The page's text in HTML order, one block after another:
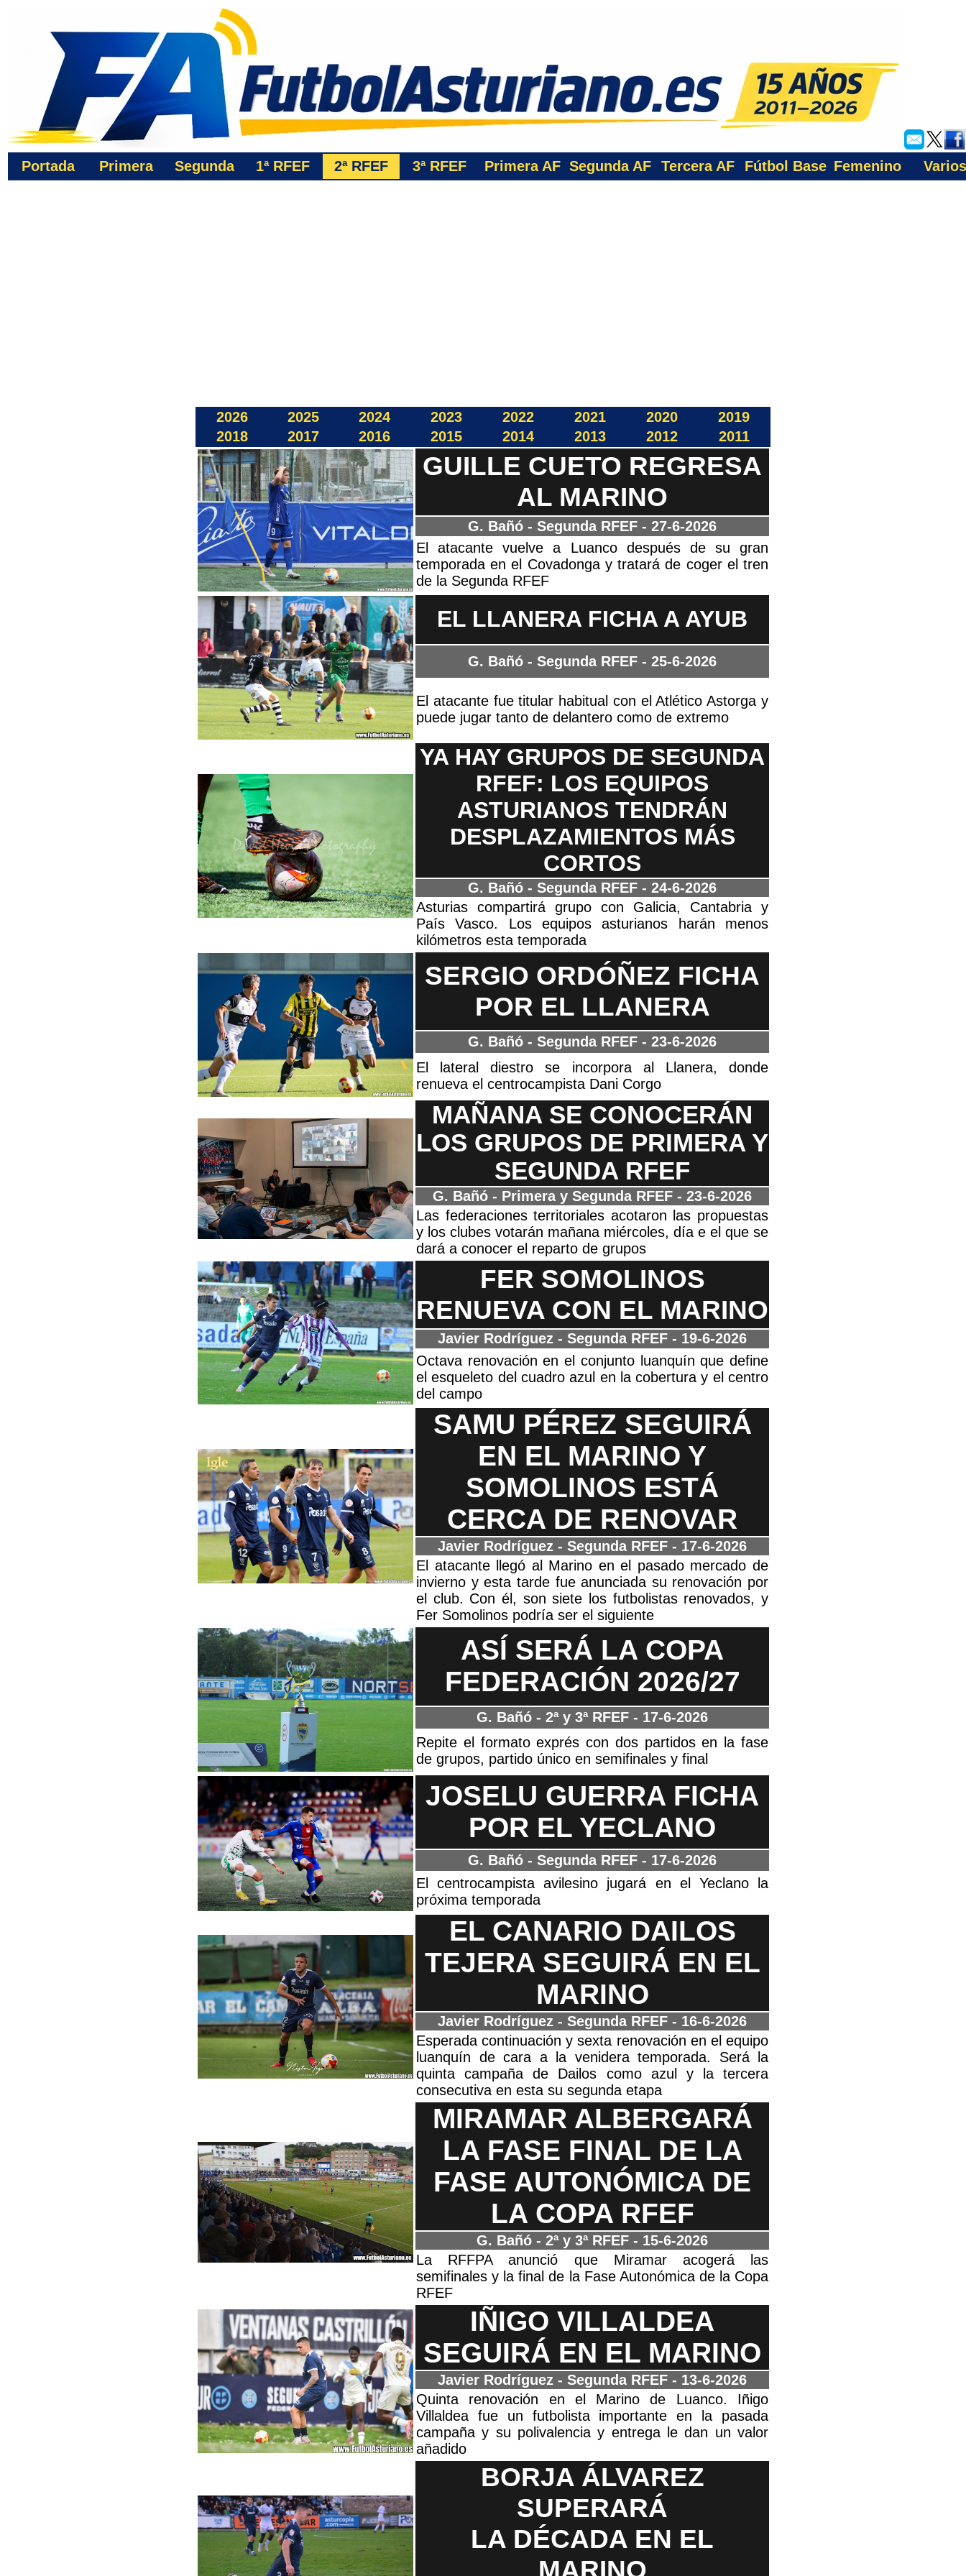
Portada Primera Segunda 1ªRFEF 2ª RFEF 3ªRFEF Primera AF Segunda AF Tercera AF Fútbol Base Femenino Varios
2026 2025 2024 2023 2022 2021 2020
2019
2018
2017 2016 2015 2014 2013 2012 2011
GUILLE CUETO REGRESA
AL MARINO
G. Bañó - Segunda RFEF - 27-6-2026
El atacante vuelve a Luanco después de su gran
temporada en el Covadonga y tratará de coger el tren
de la Segunda RFEF
EL LLANERA FICHA A AYUB
G. Bañó - Segunda RFEF - 25-6-2026
El atacante fue titular habitual con el Atlético Astorga y
puede jugar tanto de delantero como de extremo
YA HAY GRUPOS DE SEGUNDA
RFEF: LOS EQUIPOS
ASTURIANOS TENDRÁN
DESPLAZAMIENTOS MÁS
CORTOS
G. Bañó - Segunda RFEF - 24-6-2026
Asturias compartirá grupo con Galicia, Cantabria y
País Vasco. Los equipos asturianos harán menos
kilómetros esta temporada
SERGIO ORDÓÑEZ FICHA
POR EL LLANERA
G. Bañó - Segunda RFEF - 23-6-2026
El lateral diestro se incorpora al Llanera, donde
renueva el centrocampista Dani Corgo
MAÑANA SE CONOCERÁN
LOS GRUPOS DE PRIMERA Y
SEGUNDA RFEF
G. Bañó - Primera y Segunda RFEF - 23-6-2026
Las federaciones territoriales acotaron las propuestas
y los clubes votarán mañana miércoles, día e el que se
dará a conocer el reparto de grupos
FER SOMOLINOS
RENUEVA CON EL MARINO
Javier Rodríguez - Segunda RFEF - 19-6-2026
Octava renovación en el conjunto luanquín que define
el esqueleto del cuadro azul en la cobertura y el centro
del campo
SAMU PÉREZ SEGUIRÁ
EN EL MARINO Y
SOMOLINOS ESTÁ
CERCA DE RENOVAR
Javier Rodríguez - Segunda RFEF - 17-6-2026
El atacante llegó al Marino en el pasado mercado de
invierno y esta tarde fue anunciada su renovación por
el club. Con él, son siete los futbolistas renovados, y
Fer Somolinos podría ser el siguiente
ASÍ SERÁ LA COPA
FEDERACIÓN 2026/27
G. Bañó - 2ª y 3ª RFEF - 17-6-2026
Repite el formato exprés con dos partidos en la fase
de grupos, partido único en semifinales y final
JOSELU GUERRA FICHA
POR EL YECLANO
G. Bañó - Segunda RFEF - 17-6-2026
El centrocampista avilesino jugará en el Yeclano la
próxima temporada
EL CANARIO DAILOS
TEJERA SEGUIRÁ EN EL
MARINO
Javier Rodríguez - SegundaRFEF - 16-6-2026
Esperada continuación y sexta renovación en el equipo
luanquín de cara a la venidera temporada. Será la
quinta campaña de Dailos como azul y la tercera
consecutiva en esta su segunda etapa
MIRAMAR ALBERGARÁ
LA FASE FINAL DE LA
FASE AUTONÓMICA DE
LA COPA RFEF
G. Bañó - 2ª y 3ª RFEF - 15-6-2026
La RFFPA anunció que Miramar acogerá las
semifinales y la final de la Fase Autonómica de la Copa
RFEF
IÑIGO VILLALDEA
SEGUIRÁ EN EL MARINO
Javier Rodríguez - Segunda RFEF - 13-6-2026
Quinta renovación en el Marino de Luanco. Iñigo
Villaldea fue un futbolista importante en la pasada
campaña y su polivalencia y entrega le dan un valor
añadido
BORJA ÁLVAREZ
SUPERARÁ
LA DÉCADA EN EL
MARINO